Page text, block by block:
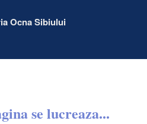
se lucreaza...